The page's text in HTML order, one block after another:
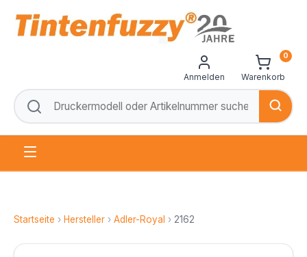
Anmelden Warenkorb
0
Startseite › Hersteller › Adler-Royal › 2162